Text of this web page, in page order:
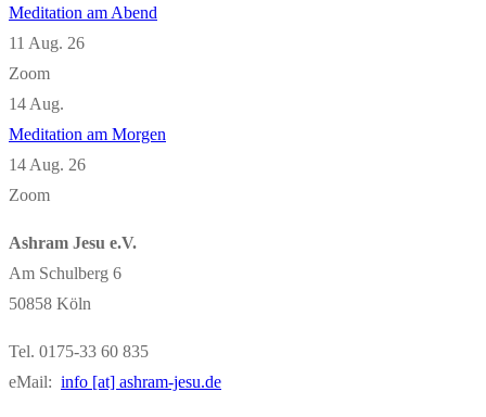
Meditation am Abend
11 Aug. 26
Zoom
14 Aug.
Meditation am Morgen
14 Aug. 26
Zoom
Ashram Jesu e.V.
Am Schulberg 6
50858 Köln
Tel. 0175-33 60 835
eMail: info [at] ashram-jesu.de